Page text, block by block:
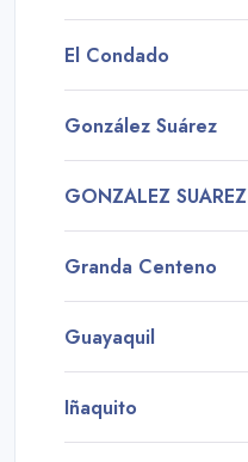
El Condado
González Suárez
GONZALEZ SUAREZ
Granda Centeno
Guayaquil
Iñaquito